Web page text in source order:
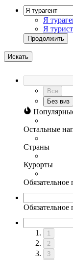
Я
Я турист
Продолжить
Искать
Все
Без виз
Остальные
Страны
Курорты
Обязательное
Обязательное
1
2
3